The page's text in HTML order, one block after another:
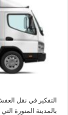
التفكير في نقل
بالمدينة المنورة